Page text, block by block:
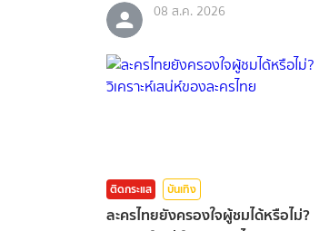
08 ส.ค. 2026
ติดกระแส บันเทิง
ละครไทยยังครองใจผู้ชมได้หรือไม่?